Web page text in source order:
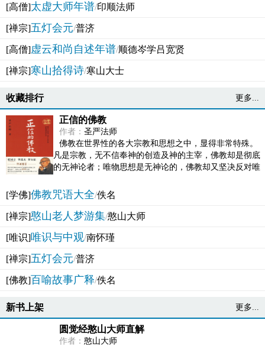
[高僧]太虚大师年谱/印顺法师
[禅宗]五灯会元/普济
[高僧]虚云和尚自述年谱/顺德岑学吕宽贤
[禅宗]寒山拾得诗/寒山大士
收藏排行 更多...
正信的佛教
作者： 圣严法师
佛教在世界性的各大宗教和思想之中，显得非常特殊。
凡是宗教，无不信奉神的创造及神的主宰，佛教却是彻底
的无神论者；唯物思想是无神论的，佛教却又坚决反对唯
[学佛]佛教咒语大全/佚名
[禅宗]憨山老人梦游集/憨山大师
[唯识]唯识与中观/南怀瑾
[禅宗]五灯会元/普济
[佛教]百喻故事广释/佚名
新书上架 更多...
圆觉经憨山大师直解
作者： 憨山大师